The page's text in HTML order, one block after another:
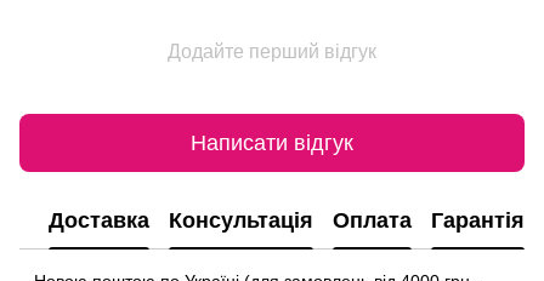
Додайте перший відгук
Написати відгук
Доставка Консультація Оплата Гарантія